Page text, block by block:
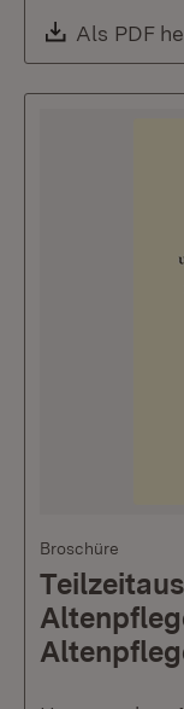
Download:
Als PDF
Broschüre